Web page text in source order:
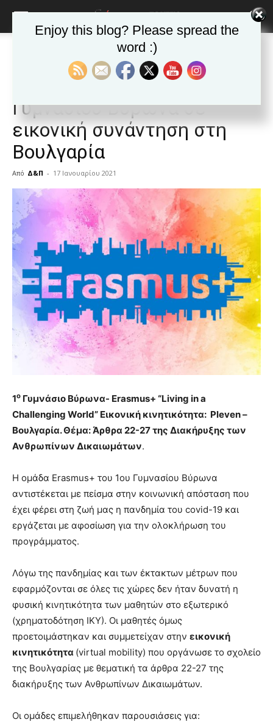
ΒΥΡΩΝΑΣ Τα νέα της Πόλης
Erasmus+: Συμμετοχή 1ου
Γυμνάσιου Βύρωνα σε
εικονική συνάντηση στη
Βουλγαρία
Από Δ&Π - 17 Ιανουαρίου 2021
blonde
lesbians
very
hot
cam
show.desi
xxx
brandi
lyons
teaches
you
the
meaning
of
hd
porn
1ο Γυμνάσιο Βύρωνα- Erasmus+ “Living in a
Challenging World” Εικονική κινητικότητα: Pleven –
Βουλγαρία. Θέμα: Άρθρα 22-27 της Διακήρυξης των
Ανθρωπίνων Δικαιωμάτων.
Η ομάδα Erasmus+ του 1ου Γυμνασίου Βύρωνα
αντιστέκεται με πείσμα στην κοινωνική απόσταση που
έχει φέρει στη ζωή μας η πανδημία του covid-19 και
εργάζεται με αφοσίωση για την ολοκλήρωση του
προγράμματος.
Λόγω της πανδημίας και των έκτακτων μέτρων που
εφαρμόζονται σε όλες τις χώρες δεν ήταν δυνατή η
φυσική κινητικότητα των μαθητών στο εξωτερικό
(χρηματοδότηση ΙΚΥ). Οι μαθητές όμως
προετοιμάστηκαν και συμμετείχαν στην εικονική
κινητικότητα (virtual mobility) που οργάνωσε το σχολείο
της Βουλγαρίας με θεματική τα άρθρα 22-27 της
διακήρυξης των Ανθρωπίνων Δικαιωμάτων.
Οι ομάδες επιμελήθηκαν παρουσιάσεις για:
Enjoy this blog? Please spread the
word :)